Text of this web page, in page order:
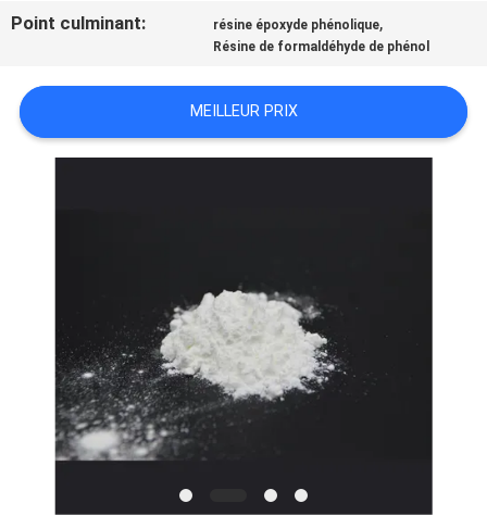
CONTACTER
NOUVELLES
DEMANDEZ
UN DEVIS
PLAN
SITE
Point culminant: résine époxyde phénolique,
Résine de formaldéhyde de phénol
MEILLEUR PRIX